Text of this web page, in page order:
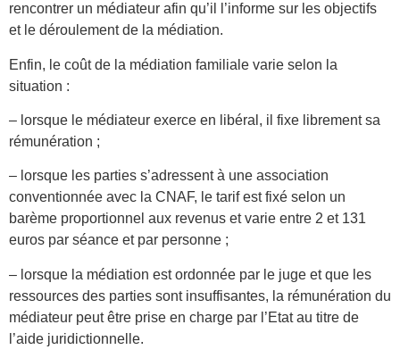
rencontrer un médiateur afin qu’il l’informe sur les objectifs
et le déroulement de la médiation.
Enfin, le coût de la médiation familiale varie selon la
situation :
– lorsque le médiateur exerce en libéral, il fixe librement sa
rémunération ;
– lorsque les parties s’adressent à une association
conventionnée avec la CNAF, le tarif est fixé selon un
barème proportionnel aux revenus et varie entre 2 et 131
euros par séance et par personne ;
– lorsque la médiation est ordonnée par le juge et que les
ressources des parties sont insuffisantes, la rémunération du
médiateur peut être prise en charge par l’Etat au titre de
l’aide juridictionnelle.